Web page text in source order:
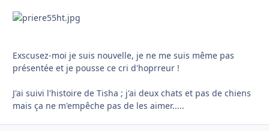
Exscusez-moi je suis nouvelle, je ne me suis même pas
présentée et je pousse ce cri d'hoprreur !
J'ai suivi l'histoire de Tisha ; j'ai deux chats et pas de chiens
mais ça ne m'empêche pas de les aimer.....